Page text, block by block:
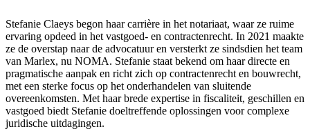
Stefanie Claeys begon haar carrière in het notariaat, waar ze ruime
ervaring opdeed in het vastgoed- en contractenrecht. In 2021 maakte
ze de overstap naar de advocatuur en versterkt ze sindsdien het team
van Marlex, nu NOMA. Stefanie staat bekend om haar directe en
pragmatische aanpak en richt zich op contractenrecht en bouwrecht,
met een sterke focus op het onderhandelen van sluitende
overeenkomsten. Met haar brede expertise in fiscaliteit, geschillen en
vastgoed biedt Stefanie doeltreffende oplossingen voor complexe
juridische uitdagingen.